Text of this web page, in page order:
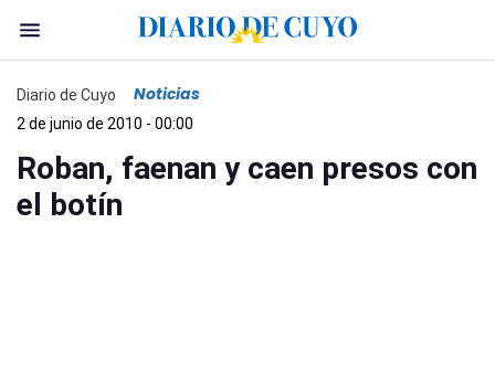
Diario de Cuyo Noticias
2 de junio de 2010 - 00:00
Roban, faenan y caen presos con
el botín